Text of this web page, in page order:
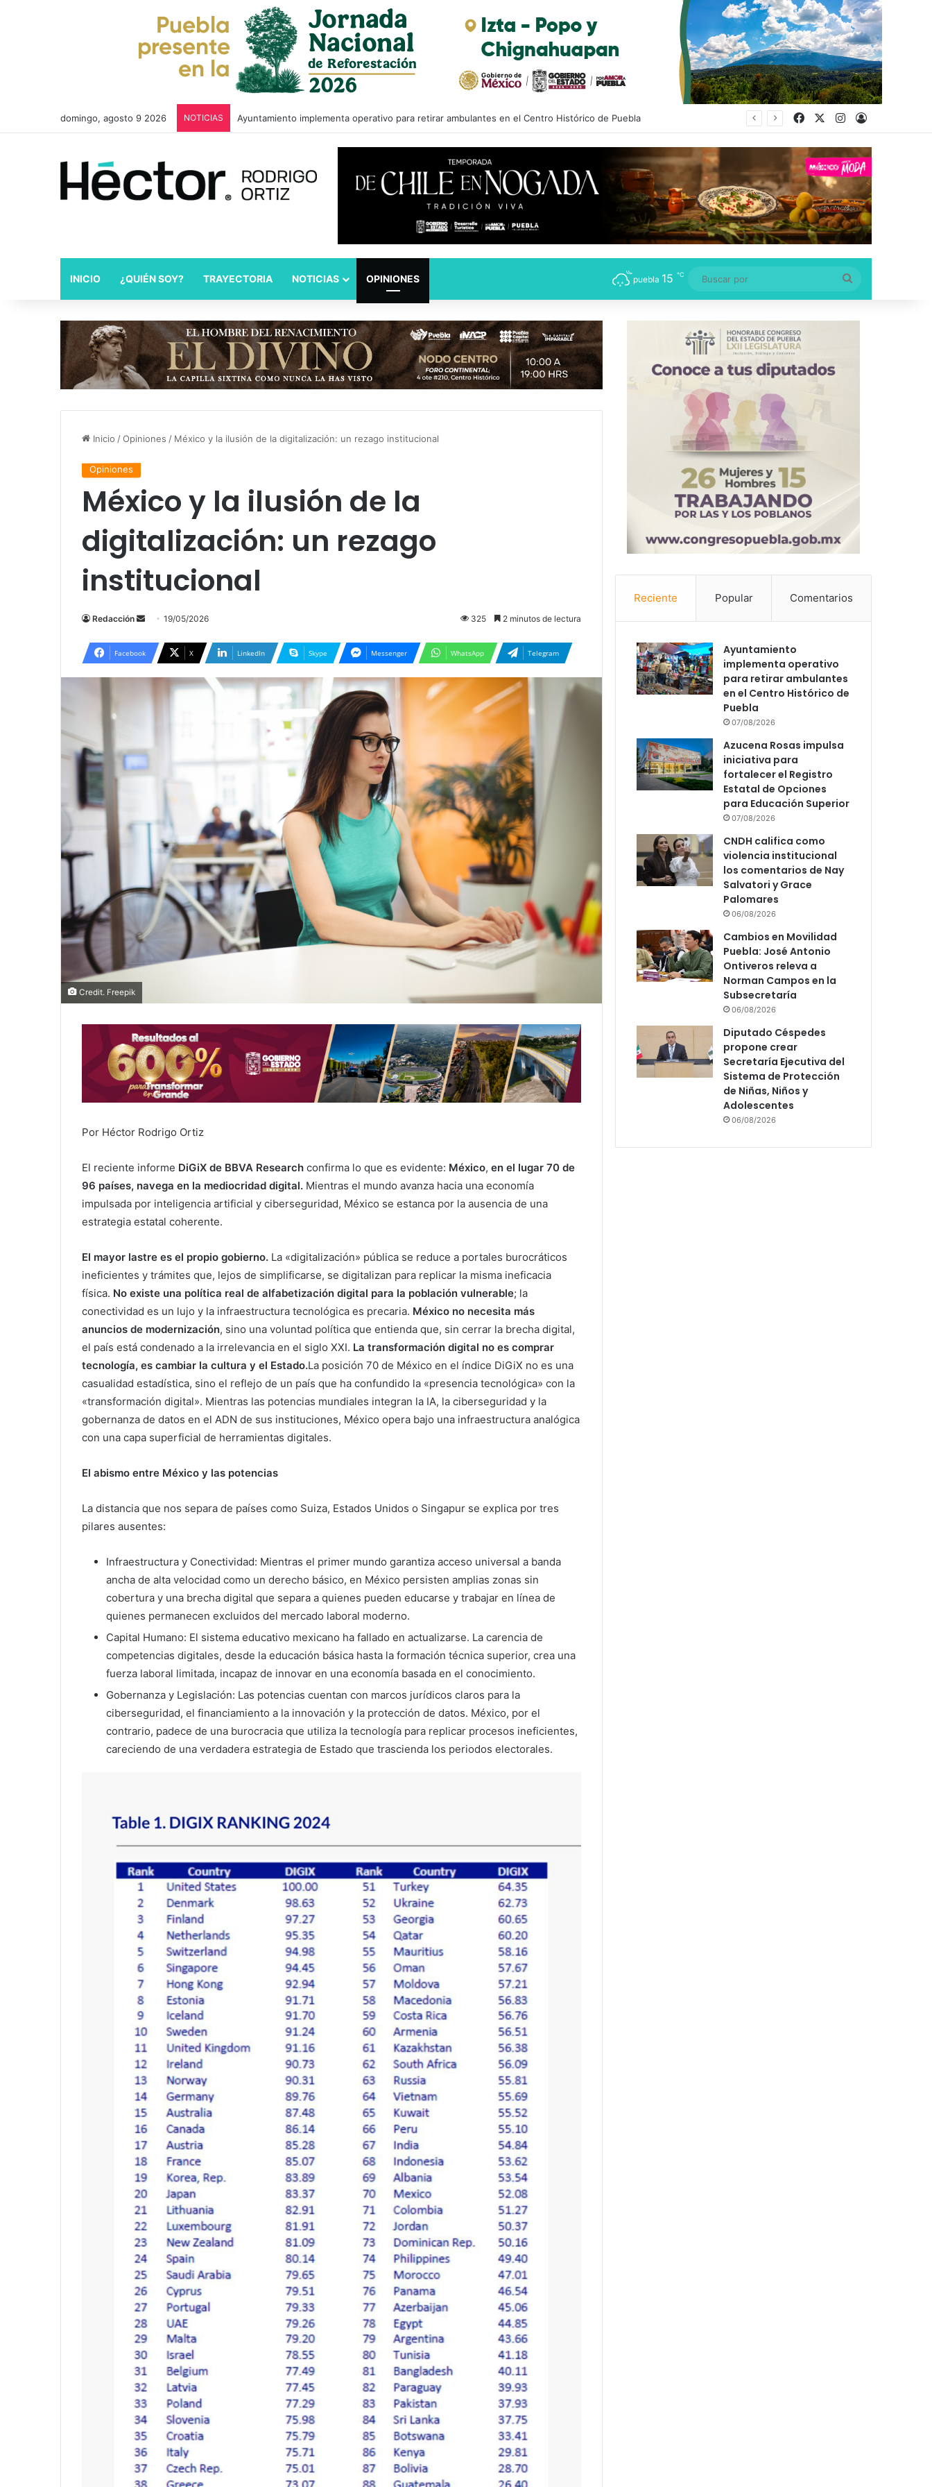
domingo, agosto 9 2026 NOTICIAS Azucena Rosas impulsa iniciativa para fortalecer el Registro Estatal de Opciones para Educación Superior FacebookInstagram
Acceso
INICIO ¿QUIÉN SOY? TRAYECTORIA NOTICIAS OPINIONES puebla 15 ℃
por
Inicio /Opiniones / México y la ilusión de la digitalización: un rezago institucional
Opiniones
México y la ilusión de la
digitalización: un rezago
institucional
Redacción
Send
email
19/05/2026 325 2 minutos de lectura
Facebook X LinkedIn Skype Messenger WhatsApp Telegram
Credit. Freepik
Por Héctor Rodrigo Ortiz
​El reciente informe DiGiX de BBVA Research confirma lo que es evidente: México, en el lugar 70 de
96 países, navega en la mediocridad digital. Mientras el mundo avanza hacia una economía
impulsada por inteligencia artificial y ciberseguridad, México se estanca por la ausencia de una
estrategia estatal coherente.
​El mayor lastre es el propio gobierno. La «digitalización» pública se reduce a portales burocráticos
ineficientes y trámites que, lejos de simplificarse, se digitalizan para replicar la misma ineficacia
física. No existe una política real de alfabetización digital para la población vulnerable; la
conectividad es un lujo y la infraestructura tecnológica es precaria. México no necesita más
anuncios de modernización, sino una voluntad política que entienda que, sin cerrar la brecha digital,
el país está condenado a la irrelevancia en el siglo XXI. La transformación digital no es comprar
tecnología, es cambiar la cultura y el Estado.La posición 70 de México en el índice DiGiX no es una
casualidad estadística, sino el reflejo de un país que ha confundido la «presencia tecnológica» con la
«transformación digital». Mientras las potencias mundiales integran la IA, la ciberseguridad y la
gobernanza de datos en el ADN de sus instituciones, México opera bajo una infraestructura analógica
con una capa superficial de herramientas digitales.
El abismo entre México y las potencias
La distancia que nos separa de países como Suiza, Estados Unidos o Singapur se explica por tres
pilares ausentes:
Infraestructura y Conectividad: Mientras el primer mundo garantiza acceso universal a banda
ancha de alta velocidad como un derecho básico, en México persisten amplias zonas sin
cobertura y una brecha digital que separa a quienes pueden educarse y trabajar en línea de
quienes permanecen excluidos del mercado laboral moderno.
Capital Humano: El sistema educativo mexicano ha fallado en actualizarse. La carencia de
competencias digitales, desde la educación básica hasta la formación técnica superior, crea una
fuerza laboral limitada, incapaz de innovar en una economía basada en el conocimiento.
Gobernanza y Legislación: Las potencias cuentan con marcos jurídicos claros para la
ciberseguridad, el financiamiento a la innovación y la protección de datos. México, por el
contrario, padece de una burocracia que utiliza la tecnología para replicar procesos ineficientes,
careciendo de una verdadera estrategia de Estado que trascienda los periodos electorales.
Reciente Popular Comentarios
Ayuntamiento
implementa operativo
para retirar ambulantes
en el Centro Histórico de
Puebla
07/08/2026
Azucena Rosas impulsa
iniciativa para
fortalecer el Registro
Estatal de Opciones
para Educación Superior
07/08/2026
CNDH califica como
violencia institucional
los comentarios de Nay
Salvatori y Grace
Palomares
06/08/2026
Cambios en Movilidad
Puebla: José Antonio
Ontiveros releva a
Norman Campos en la
Subsecretaría
06/08/2026
Diputado Céspedes
propone crear
Secretaría Ejecutiva del
Sistema de Protección
de Niñas, Niños y
Adolescentes
06/08/2026